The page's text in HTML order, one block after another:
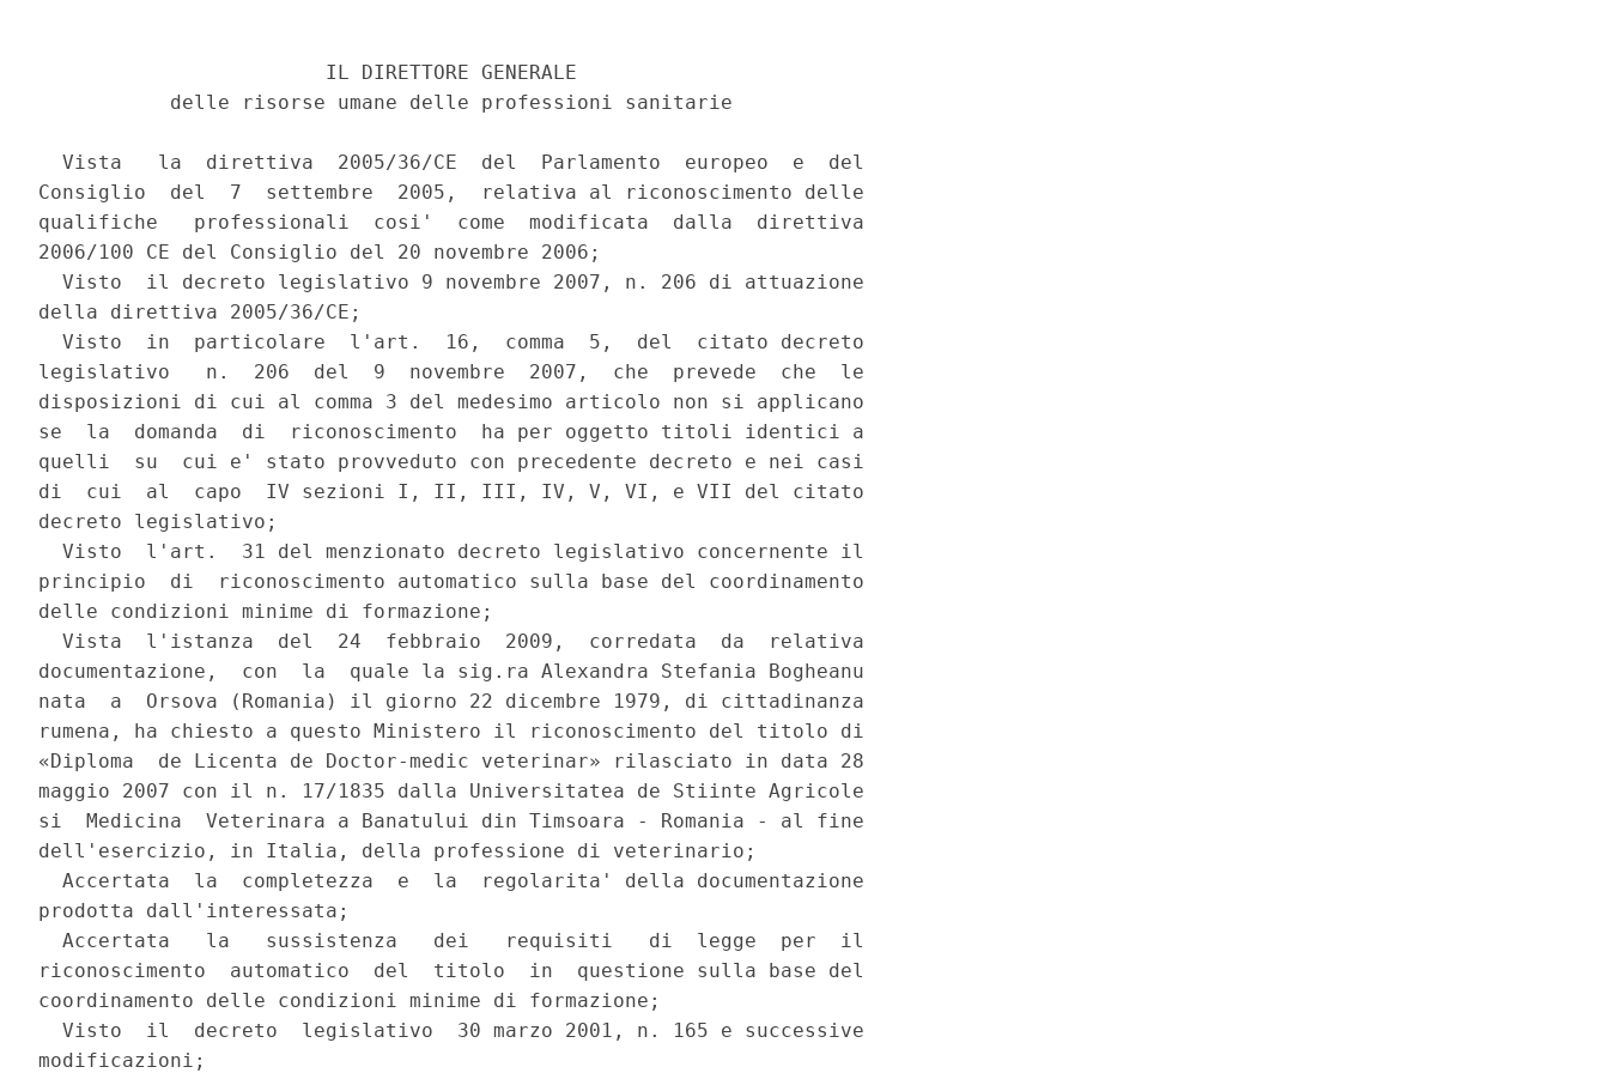
                        IL DIRETTORE GENERALE
           delle risorse umane delle professioni sanitarie
  Vista   la  direttiva  2005/36/CE  del  Parlamento  europeo  e  del
Consiglio  del  7  settembre  2005,  relativa al riconoscimento delle
qualifiche   professionali  cosi'  come  modificata  dalla  direttiva
2006/100 CE del Consiglio del 20 novembre 2006;
  Visto  il decreto legislativo 9 novembre 2007, n. 206 di attuazione
della direttiva 2005/36/CE;
  Visto  in  particolare  l'art.  16,  comma  5,  del  citato decreto
legislativo   n.  206  del  9  novembre  2007,  che  prevede  che  le
disposizioni di cui al comma 3 del medesimo articolo non si applicano
se  la  domanda  di  riconoscimento  ha per oggetto titoli identici a
quelli  su  cui e' stato provveduto con precedente decreto e nei casi
di  cui  al  capo  IV sezioni I, II, III, IV, V, VI, e VII del citato
decreto legislativo;
  Visto  l'art.  31 del menzionato decreto legislativo concernente il
principio  di  riconoscimento automatico sulla base del coordinamento
delle condizioni minime di formazione;
  Vista  l'istanza  del  24  febbraio  2009,  corredata  da  relativa
documentazione,  con  la  quale la sig.ra Alexandra Stefania Bogheanu
nata  a  Orsova (Romania) il giorno 22 dicembre 1979, di cittadinanza
rumena, ha chiesto a questo Ministero il riconoscimento del titolo di
«Diploma  de Licenta de Doctor-medic veterinar» rilasciato in data 28
maggio 2007 con il n. 17/1835 dalla Universitatea de Stiinte Agricole
si  Medicina  Veterinara a Banatului din Timsoara - Romania - al fine
dell'esercizio, in Italia, della professione di veterinario;
  Accertata  la  completezza  e  la  regolarita' della documentazione
prodotta dall'interessata;
  Accertata   la   sussistenza   dei   requisiti   di  legge  per  il
riconoscimento  automatico  del  titolo  in  questione sulla base del
coordinamento delle condizioni minime di formazione;
  Visto  il  decreto  legislativo  30 marzo 2001, n. 165 e successive
modificazioni;